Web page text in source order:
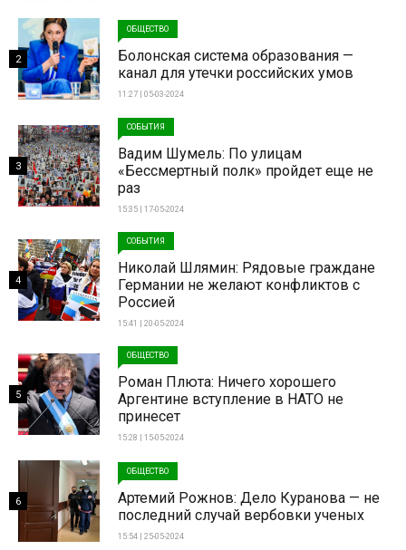
ОБЩЕСТВО
Болонская система образования —
канал для утечки российских умов
11:27 | 05-03-2024
2
СОБЫТИЯ
Вадим Шумель: По улицам
«Бессмертный полк» пройдет еще не
раз
15:35 | 17-05-2024
3
СОБЫТИЯ
Николай Шлямин: Рядовые граждане
Германии не желают конфликтов с
Россией
15:41 | 20-05-2024
4
ОБЩЕСТВО
Роман Плюта: Ничего хорошего
Аргентине вступление в НАТО не
принесет
15:28 | 15-05-2024
5
ОБЩЕСТВО
Артемий Рожнов: Дело Куранова — не
последний случай вербовки ученых
15:54 | 25-05-2024
6